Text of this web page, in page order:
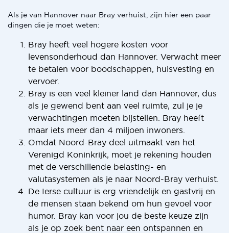
Als je van Hannover naar Bray verhuist, zijn hier een paar
dingen die je moet weten:
Bray heeft veel hogere kosten voor
levensonderhoud dan Hannover. Verwacht meer
te betalen voor boodschappen, huisvesting en
vervoer.
Bray is een veel kleiner land dan Hannover, dus
als je gewend bent aan veel ruimte, zul je je
verwachtingen moeten bijstellen. Bray heeft
maar iets meer dan 4 miljoen inwoners.
Omdat Noord-Bray deel uitmaakt van het
Verenigd Koninkrijk, moet je rekening houden
met de verschillende belasting- en
valutasystemen als je naar Noord-Bray verhuist.
De Ierse cultuur is erg vriendelijk en gastvrij en
de mensen staan bekend om hun gevoel voor
humor. Bray kan voor jou de beste keuze zijn
als je op zoek bent naar een ontspannen en